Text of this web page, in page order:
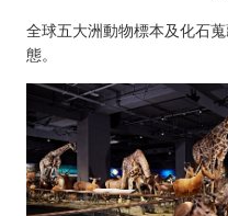
全球五大洲動物標本及化石
態。